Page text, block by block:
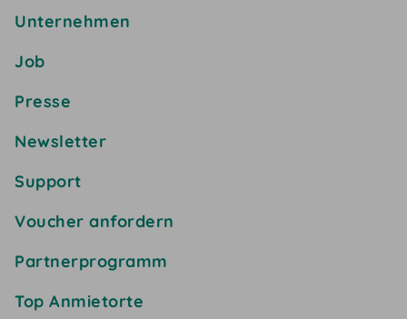
Unternehmen
Job
Presse
Newsletter
Support
Voucher anfordern
Partnerprogramm
Top Anmietorte